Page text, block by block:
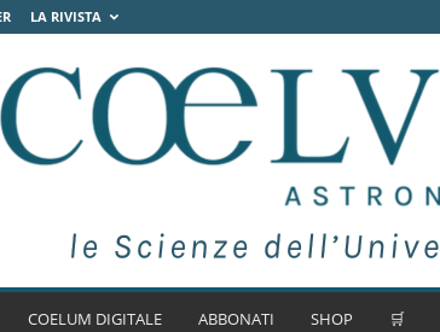
LA RIVISTA
COELUM DIGITALE ABBONATI SHOP 🛒